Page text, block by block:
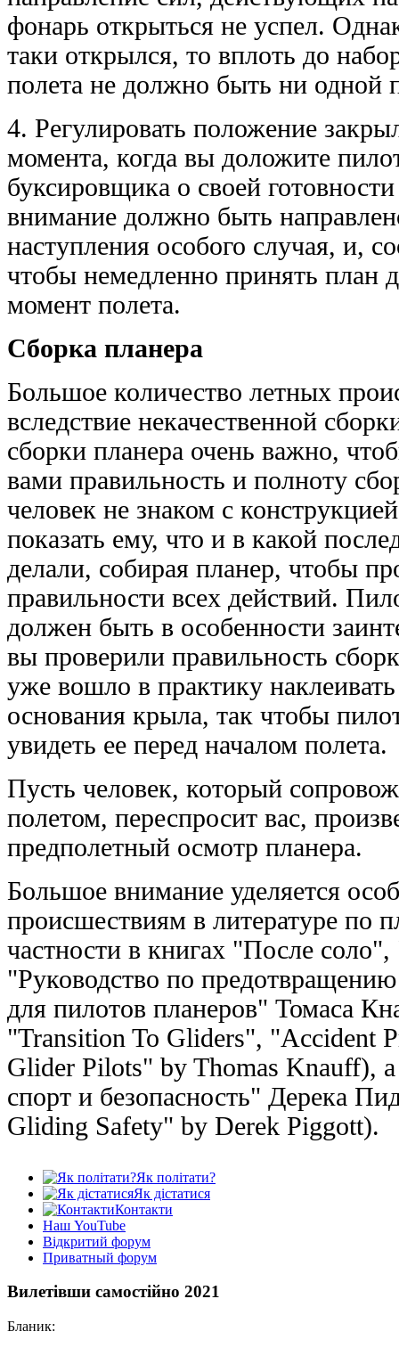
фонарь открыться не успел.
таки открылся, то вплоть до
полета не должно быть ни одной
4. Регулировать положение
момента, когда вы доложите
буксировщика о своей
внимание должно быть
наступления особого случая, и,
чтобы немедленно принять план
момент полета.
Сборка планера
Большое количество летных
вследствие некачественной
сборки планера очень важно,
вами правильность и полноту
человек не знаком с
показать ему, что и в какой
делали, собирая планер, чтобы
правильности всех действий.
должен быть в особенности
вы проверили правильность
уже вошло в практику
основания крыла, так чтобы
увидеть ее перед началом полета.
Пусть человек, который
полетом, переспросит вас,
предполетный осмотр планера.
Большое внимание уделяется
происшествиям в литературе по
частности в книгах "После
"Руководство по
для пилотов планеров" Томаса
"Transition To Gliders", "Accident
Glider Pilots" by Thomas Knauff),
спорт и безопасность" Дерека
Gliding Safety" by Derek Piggott).
Як політати?
Як дістатися
Контакти
Наш YouTube
Відкритий форум
Приватный форум
Вилетівши самостійно 2021
Бланик: